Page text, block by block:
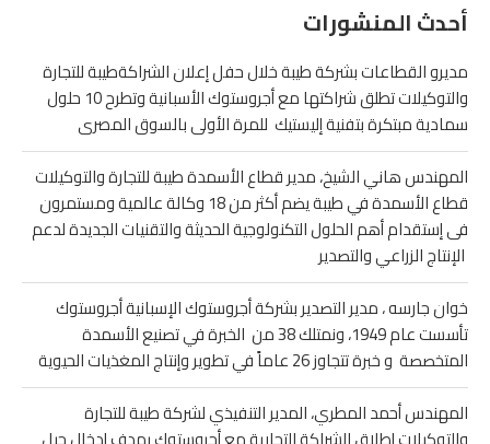
أحدث المنشورات
مديرو القطاعات بشركة طيبة خلال حفل إعلان الشراكةطيبة للتجارة
والتوكيلات تطلق شراكتها مع أجروستوك الأسبانية وتطرح 10 حلول
سمادية مبتكرة بتفنية إليستيك للمرة الأولى بالسوق المصرى
المهندس هاني الشيخ، مدير قطاع الأسمدة طيبة للتجارة والتوكيلات
قطاع الأسمدة في طيبة يضم أكثر من 18 وكالة عالمية ومستمرون
فى إستقدام أهم الحلول التكنولوجية الحديثة والتقنيات الجديدة لدعم
الإنتاج الزراعي والتصدير
خوان جارسه ، مدير التصدير بشركة أجروستوك الإسبانية أجروستوك
تأسست عام 1949، ونمتلك 38 من الخبرة في تصنيع الأسمدة
المتخصصة و خبرة تتجاوز 26 عاماً في تطوير وإنتاج المغذيات الحيوية
المهندس أحمد المطري، المدير التنفيذي لشركة طيبة للتجارة